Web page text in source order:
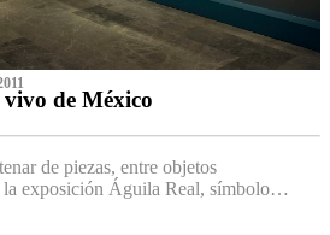
de México
de piezas, entre objetos
la exposición Águila Real, símbolo…